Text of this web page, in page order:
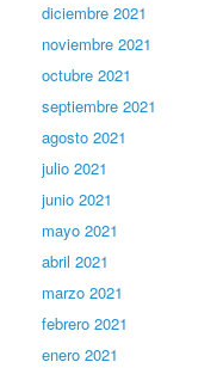
diciembre 2021
noviembre 2021
octubre 2021
septiembre 2021
agosto 2021
julio 2021
junio 2021
mayo 2021
abril 2021
marzo 2021
febrero 2021
enero 2021